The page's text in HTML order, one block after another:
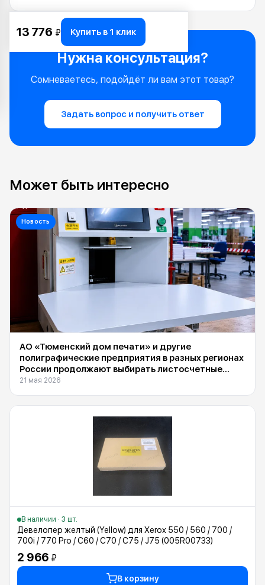
13 776 ₽ Купить в 1 клик
Нужна консультация?
Сомневаетесь, подойдёт ли вам этот товар?
Задать вопрос и получить ответ
Может быть интересно
Новость
АО «Тюменский дом печати» и другие
полиграфические предприятия в разных регионах
России продолжают выбирать листосчетные
машины Suba DS-1600F, поставляемые
21 мая 2026
В наличии · 3 шт.
Девелопер желтый (Yellow) для Xerox 550 / 560 / 700 /
700i / 770 Pro / C60 / C70 / C75 / J75 (005R00733)
2 966 ₽
В корзину